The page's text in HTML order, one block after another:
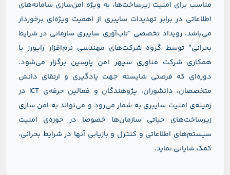
مناسب برای امنیت زیرساخت‌ها، به ویژه امن‌سازی سامانه‌های
اطلاعاتی در برابر تهدیدات سایبری از اهمیت ویژه‌ای برخوردار
می‌باشد، رویداد تخصصی “تاب‌آوری سایبری سازمانی در شرایط
بحرانی” توسط گروه شرکت‌های مهندسی نرم‌افزار رایورز با
همکاری شرکت فناوری سپهر امن پارسین برگزار می‌شود.
دوره‌ای که فرصتی شایسته جهت یادگیری و ارتقای دانش
متخصصان، دانشوران، پژوهندگان و فعالین حرفه‌ی ICT در
زمینه‌ی امنیت سایبری به شمار می‌رود و می‌تواند به امن‌ سازی
زیرساخت‌های حیاتی سازمان‌ها خصوصا در حوزه‌ی امنیت
سیستم‌های اطلاعاتی و کنترل و بازیابی آنها در شرایط بحرانی،
کمک شایانی نماید.